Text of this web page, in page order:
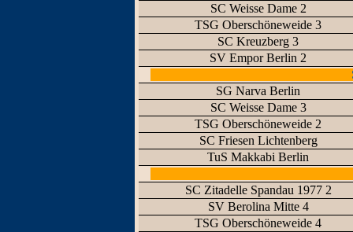
SC Weisse Dame 2
TSG Oberschöneweide 3
SC Kreuzberg 3
SV Empor Berlin 2
SG Narva Berlin
SC Weisse Dame 3
TSG Oberschöneweide 2
SC Friesen Lichtenberg
TuS Makkabi Berlin
SC Zitadelle Spandau 1977 2
SV Berolina Mitte 4
TSG Oberschöneweide 4